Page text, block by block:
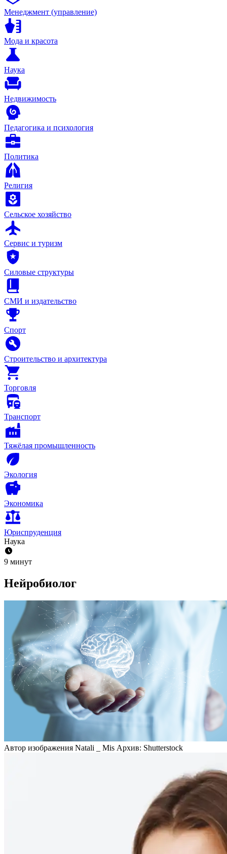
Менеджмент (управление)
Мода и красота
Наука
Недвижимость
Педагогика и психология
Политика
Религия
Сельское хозяйство
Сервис и туризм
Силовые структуры
СМИ и издательство
Спорт
Строительство и архитектура
Торговля
Транспорт
Тяжёлая промышленность
Экология
Экономика
Юриспруденция
Наука
9 минут
Нейробиолог
Автор изображения Natali _ Mis Архив: Shutterstock